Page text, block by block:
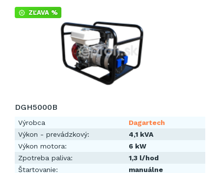
ZĽAVA %
DGH5000B
Výrobca
Dagartech
Výkon - prevádzkový:
4,1 kVA
Výkon motora:
6 kW
Zpotreba paliva:
1,3 l/hod
Štartovanie:
manuálne